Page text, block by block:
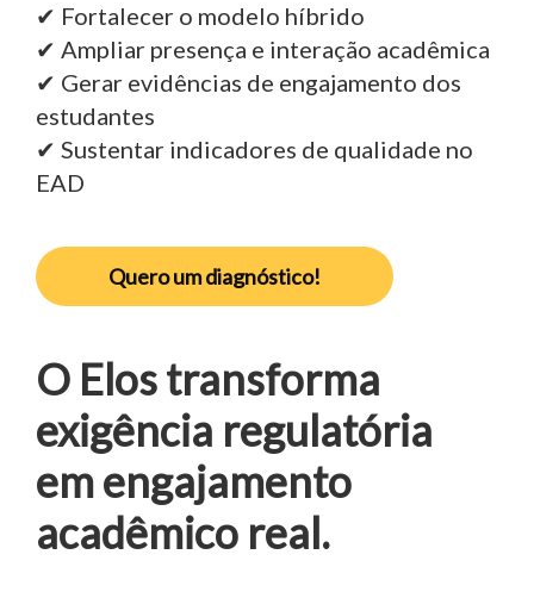
✔ Fortalecer o modelo híbrido
✔ Ampliar presença e interação acadêmica
✔ Gerar evidências de engajamento dos
estudantes
✔ Sustentar indicadores de qualidade no
EAD
Quero um diagnóstico!
O Elos transforma
exigência regulatória
em engajamento
acadêmico real.